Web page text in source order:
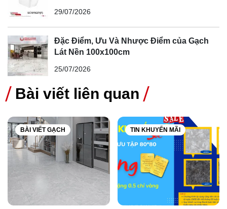
29/07/2026
Đặc Điểm, Ưu Và Nhược Điểm của Gạch
Lát Nền 100x100cm
25/07/2026
Bài viết liên quan
BÀI VIẾT GẠCH TIN KHUYẾN MÃI